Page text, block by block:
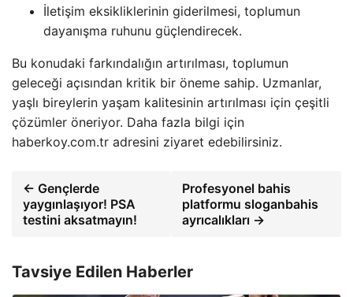
İletişim eksikliklerinin giderilmesi, toplumun
dayanışma ruhunu güçlendirecek.
Bu konudaki farkındalığın artırılması, toplumun
geleceği açısından kritik bir öneme sahip. Uzmanlar,
yaşlı bireylerin yaşam kalitesinin artırılması için çeşitli
çözümler öneriyor. Daha fazla bilgi için
haberkoy.com.tr adresini ziyaret edebilirsiniz.
← Gençlerde
yaygınlaşıyor! PSA
testini aksatmayın!
Profesyonel bahis
platformu sloganbahis
ayrıcalıkları →
Tavsiye Edilen Haberler